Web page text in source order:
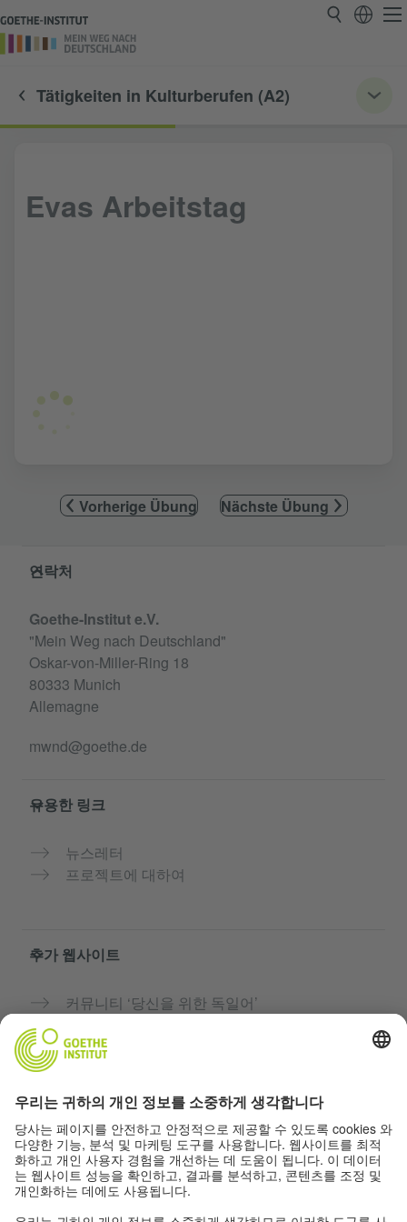
Tätigkeiten in Kulturberufen (A2)
Evas Arbeitstag
Vorherige Übung Nächste Übung
Service- und Informationsbereich
연락처
Goethe-Institut e.V.
"Mein Weg nach Deutschland"
Oskar-von-Miller-Ring 18
80333 Munich
Allemagne
mwnd@goethe.de
유용한 링크
뉴스레터
프로젝트에 대하여
추가 웹사이트
커뮤니티 ‘당신을 위한 독일어’
괴테 인스티투트의 독일어 과정
개인정보 및 접근성
개인 정보 설정
접근성